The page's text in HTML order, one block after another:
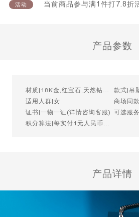
活动 当前商品参与满1件打7.8折
产品参数
材质|18K金,红宝石,天然钻石,
蓝宝石
款式|吊
适用人群|女
商场同
证书|一物一证(详情咨询客服)
可选服
积分算法|每实付1元人民币=1
产品详情